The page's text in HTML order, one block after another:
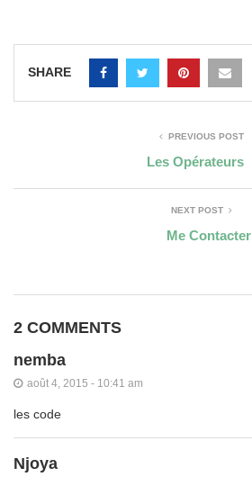
SHARE
PREVIOUS POST
Les Opérateurs
NEXT POST
Me Contacter
2 COMMENTS
nemba
août 4, 2015 - 10:41 am
les code
Njoya